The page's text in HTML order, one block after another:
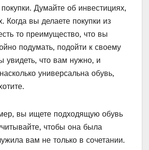
Думайте об инвестициях,
Когда вы делаете покупки из
то преимущество, что вы
подумать, подойти к своему
увидеть, что вам нужно, и
универсальна обувь,
вы ищете подходящую обувь
чтобы она была
вам не только в сочетании.